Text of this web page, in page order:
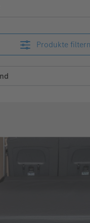
Produkte filtern